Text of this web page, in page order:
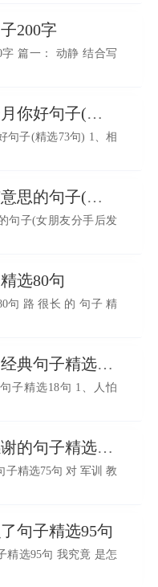
...200字
篇一： 动静 结合写
金黄，半身雪白，配
​十月再见十一月你好句子(精选73句)
句子(精选73句) 1、相
祝你工作顺利，早日
幸...
​分手后女生有意思的句子(女朋友分手后发的句子)
句子(女朋友分手后发
真挚情与情相融，就
选80句
句 路 很长 的 句子 精
逝的时光惶恐不安，
​人生走错路的经典句子精选18句
子精选18句 1、人怕
一出母胎就与神疏远
​对军训教官感谢的句子精选75句
子精选75句 对 军训 教
老师的细心关怀，感
句子精选95句
精选95句 我究竟 是怎
最近心烦气躁，压力